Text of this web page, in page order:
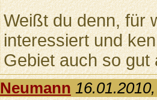
Weißt du denn, für
interessiert und
Gebiet auch so gut
Neumann